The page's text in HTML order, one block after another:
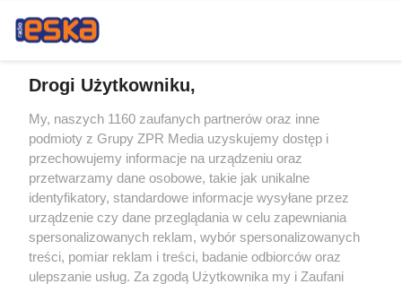
Żaden utwór zamieszczony w serwisie nie może być powielany i
rozpowszechniany lub dalej rozpowszechniany w jakikolwiek sposób (w
tym także elektroniczny lub mechaniczny) na jakimkolwiek polu
eksploatacji w jakiejkolwiek formie, włącznie z umieszczaniem w Internecie
bez pisemnej zgody właściciela praw. Jakiekolwiek użycie lub
wykorzystanie utworów w całości lub w części z naruszeniem prawa, tzn.
bez właściwej zgody, jest zabronione pod groźbą kary i może być ścigane
prawnie.
Drogi Użytkowniku,
My, naszych 1160 zaufanych partnerów oraz inne
podmioty z Grupy ZPR Media uzyskujemy dostęp i
przechowujemy informacje na urządzeniu oraz
przetwarzamy dane osobowe, takie jak unikalne
identyfikatory, standardowe informacje wysyłane przez
urządzenie czy dane przeglądania w celu zapewniania
spersonalizowanych reklam, wybór spersonalizowanych
treści, pomiar reklam i treści, badanie odbiorców oraz
ulepszanie usług. Za zgodą Użytkownika my i Zaufani